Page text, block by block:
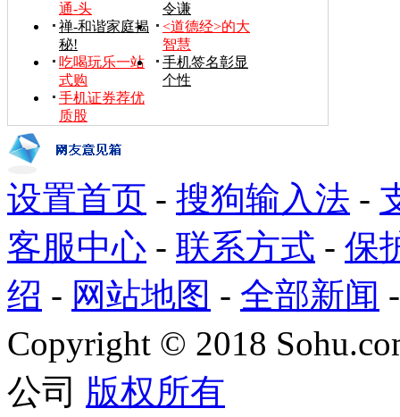
通-头
令谦
禅-和谐家庭揭
秘!
<道德经>的大
智慧
吃喝玩乐一站
式购
手机签名彰显
个性
手机证券荐优
质股
设置首页 - 搜狗输入法 -
客服中心 - 联系方式 - 保
绍 - 网站地图 - 全部新闻
Copyright © 2018
公司 版权所有